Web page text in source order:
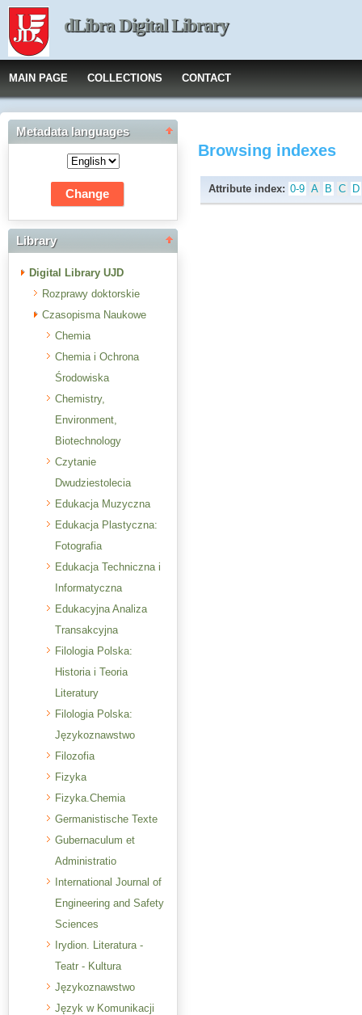
dLibra Digital Library
MAIN PAGE COLLECTIONS CONTACT
Metadata languages
Library
Digital Library UJD
Rozprawy doktorskie
Czasopisma Naukowe
Chemia
Chemia i Ochrona
Środowiska
Chemistry,
Environment,
Biotechnology
Czytanie
Dwudziestolecia
Edukacja Muzyczna
Edukacja Plastyczna:
Fotografia
Edukacja Techniczna i
Informatyczna
Edukacyjna Analiza
Transakcyjna
Filologia Polska:
Historia i Teoria
Literatury
Filologia Polska:
Językoznawstwo
Filozofia
Fizyka
Fizyka.Chemia
Germanistische Texte
Gubernaculum et
Administratio
International Journal of
Engineering and Safety
Sciences
Irydion. Literatura -
Teatr - Kultura
Językoznawstwo
Język w Komunikacji
Browsing indexes
Attribute index: 0-9 A B C D